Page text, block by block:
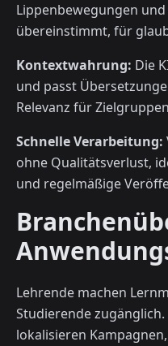
Lippenbewegungen
übereinstimmt, für
Kontextwahrung: Die
und passt
Relevanz für
Schnelle Verarbeitung:
ohne Qualitätsverlust,
und regelmäßige
Lehrende machen
Studierende
lokalisieren